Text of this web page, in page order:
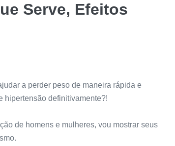
Serve, Efeitos
a perder peso de maneira rápida e
hipertensão definitivamente?!
de homens e mulheres, vou mostrar seus